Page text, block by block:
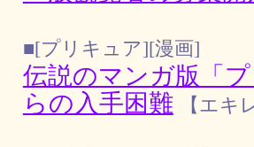
■[プリキュア][漫画]
伝説のマンガ版「
らの入手困難
【エキ